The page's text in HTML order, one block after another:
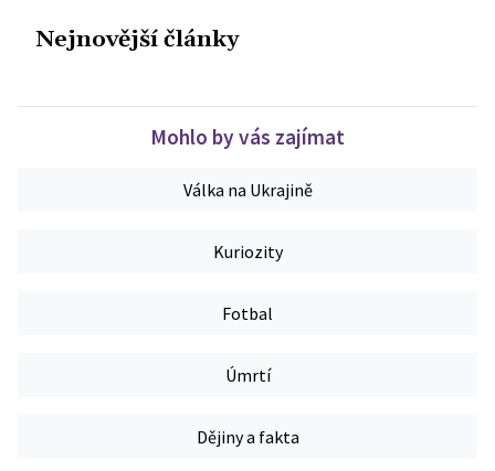
Nejnovější články
Mohlo by vás zajímat
Válka na Ukrajině
Kuriozity
Fotbal
Úmrtí
Dějiny a fakta